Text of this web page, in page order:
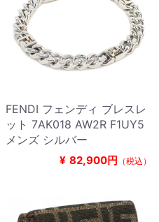
FENDI フェンディ ブレスレ
ット 7AK018 AW2R F1UY5
メンズ シルバー
¥ 82,900円 （税込）